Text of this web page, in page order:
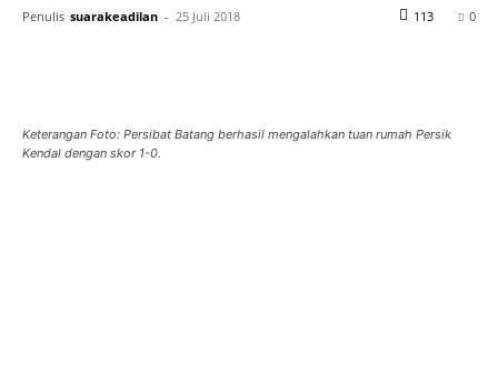
Penulis suarakeadilan - 25 Juli 2018 0
113
Keterangan Foto: Persibat Batang berhasil mengalahkan tuan rumah Persik
Kendal dengan skor 1-0.